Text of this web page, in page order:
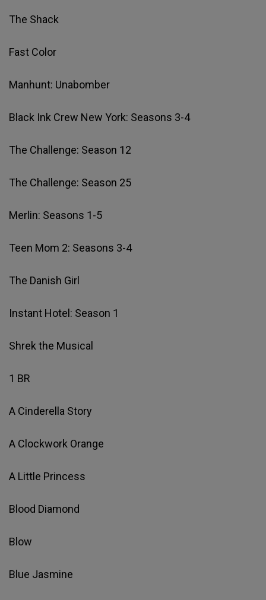
The Shack
Fast Color
Manhunt: Unabomber
Black Ink Crew New York: Seasons 3-4
The Challenge: Season 12
The Challenge: Season 25
Merlin: Seasons 1-5
Teen Mom 2: Seasons 3-4
The Danish Girl
Instant Hotel: Season 1
Shrek the Musical
1 BR
A Cinderella Story
A Clockwork Orange
A Little Princess
Blood Diamond
Blow
Blue Jasmine